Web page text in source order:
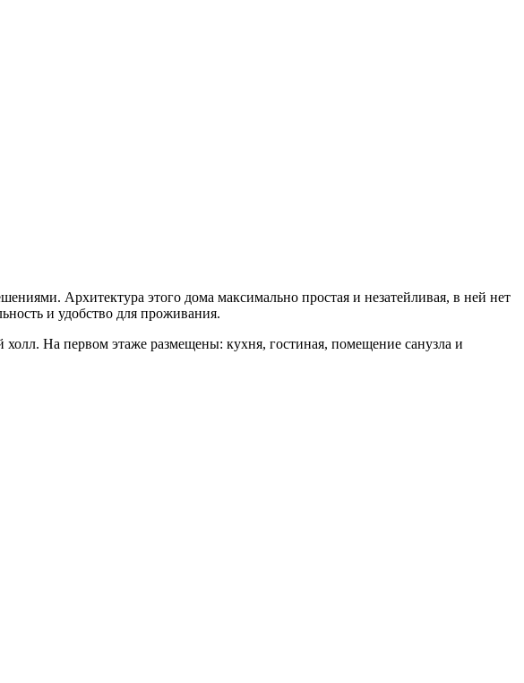
Архитектура этого дома максимально простая и незатейливая, в ней нет
и удобство для проживания.
На первом этаже размещены: кухня, гостиная, помещение санузла и